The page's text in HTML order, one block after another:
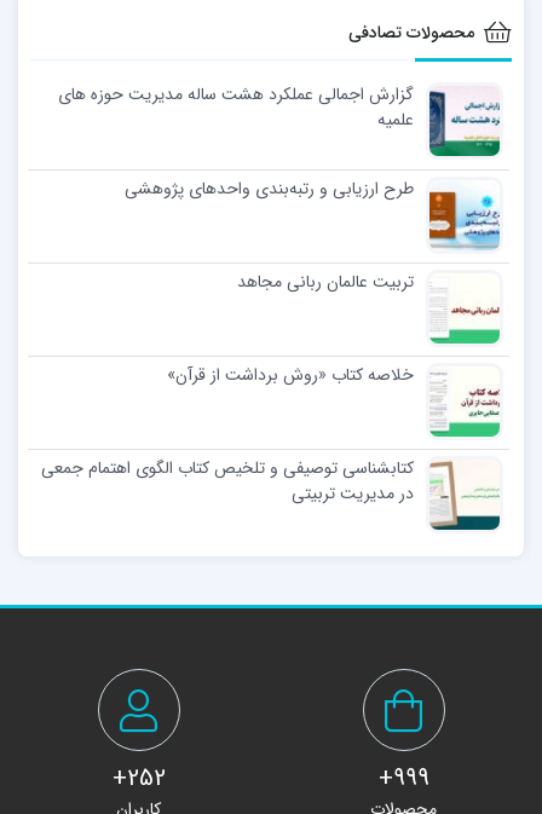
محصولات تصادفی
گزارش اجمالی عملکرد هشت ساله مدیریت حوزه های
علمیه
طرح ارزیابی و رتبه‌بندی واحدهای پژوهشی
تربیت عالمان ربانی مجاهد
خلاصه کتاب «روش برداشت از قرآن»
کتابشناسی توصیفی و تلخیص کتاب الگوی اهتمام جمعی
در مدیریت تربیتی
999+
252+